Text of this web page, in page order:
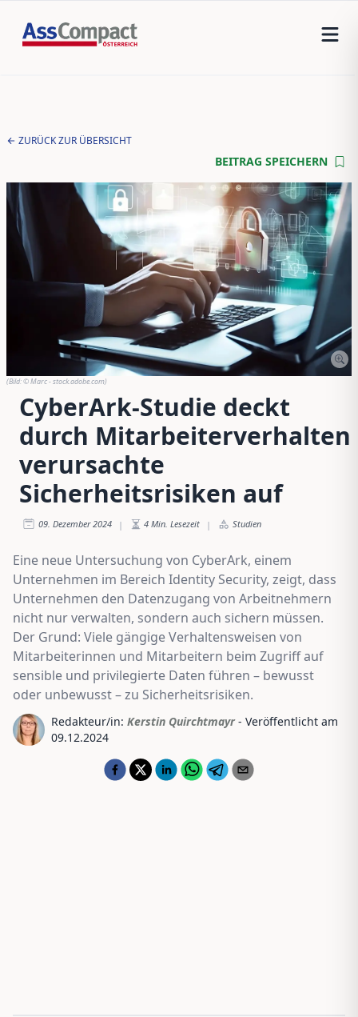
ZURÜCK ZUR ÜBERSICHT
BEITRAG SPEICHERN
(Bild:© Marc - stock.adobe.com)
CyberArk-Studie deckt
durch Mitarbeiterverhalten
verursachte
Sicherheitsrisiken auf
09. Dezember 2024 | 4 Min. Lesezeit | Studien
Eine neue Untersuchung von CyberArk, einem
Unternehmen im Bereich Identity Security, zeigt, dass
Unternehmen den Datenzugang von Arbeitnehmern
nicht nur verwalten, sondern auch sichern müssen.
Der Grund: Viele gängige Verhaltensweisen von
Mitarbeiterinnen und Mitarbeitern beim Zugriff auf
sensible und privilegierte Daten führen – bewusst
oder unbewusst – zu Sicherheitsrisiken.
Redakteur/in: Kerstin Quirchtmayr - Veröffentlicht am
09.12.2024